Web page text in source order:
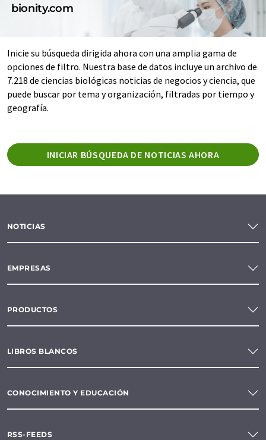
bionity.com
Inicie su búsqueda dirigida ahora con una amplia gama de
opciones de filtro. Nuestra base de datos incluye un archivo de
7.218 de ciencias biológicas noticias de negocios y ciencia, que
puede buscar por tema y organización, filtradas por tiempo y
geografía.
INICIAR BÚSQUEDA DE NOTICIAS AHORA
NOTICIAS
EMPRESAS
PRODUCTOS
LIBROS BLANCOS
CONOCIMIENTO Y EDUCACIÓN
RSS-FEEDS